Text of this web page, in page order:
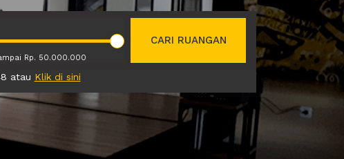
Rp. 50.000.000
CARI RUANGAN
atau Klik di sini